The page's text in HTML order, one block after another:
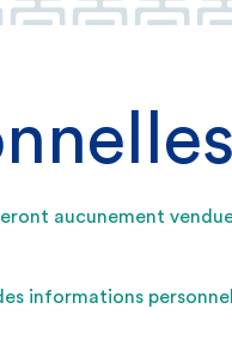
aucunement
informations